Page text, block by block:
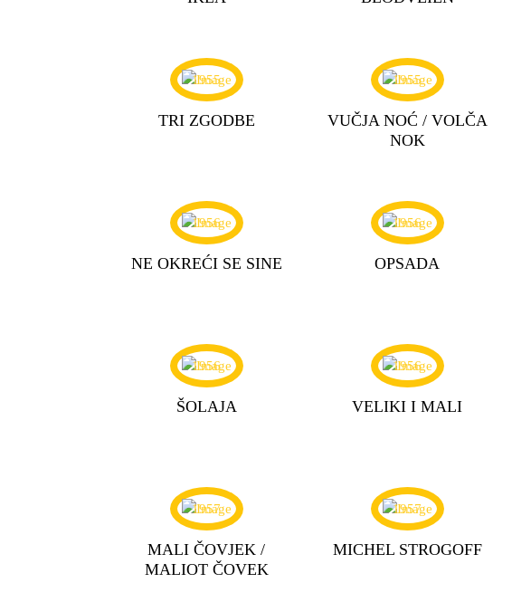
1955
TRI ZGODBE
1955
VUČJA NOĆ / VOLČA
NOK
1956
NE OKREĆI SE SINE
1956
OPSADA
1956
ŠOLAJA
1956
VELIKI I MALI
1957
MALI ČOVJEK /
MALIOT ČOVEK
1957
MICHEL STROGOFF